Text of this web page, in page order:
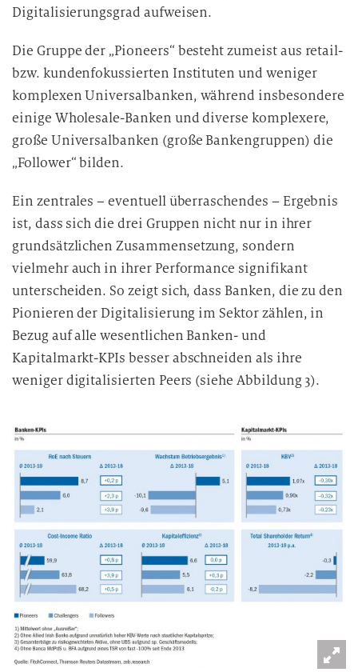
Digitalisierungsgrad aufweisen.
Die Gruppe der „Pioneers“ besteht zumeist aus retail-
bzw. kundenfokussierten Instituten und weniger
komplexen Universalbanken, während insbesondere
einige Wholesale-Banken und diverse komplexere,
große Universalbanken (große Bankengruppen) die
„Follower“ bilden.
Ein zentrales – eventuell überraschendes – Ergebnis
ist, dass sich die drei Gruppen nicht nur in ihrer
grundsätzlichen Zusammensetzung, sondern
vielmehr auch in ihrer Performance signifikant
unterscheiden. So zeigt sich, dass Banken, die zu den
Pionieren der Digitalisierung im Sektor zählen, in
Bezug auf alle wesentlichen Banken- und
Kapitalmarkt-KPIs besser abschneiden als ihre
weniger digitalisierten Peers (siehe Abbildung 3).